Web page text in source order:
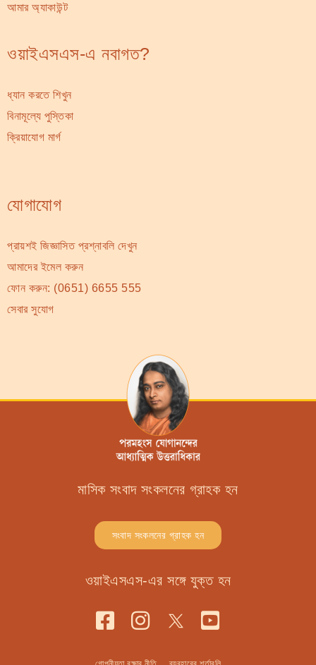
আমার অ্যাকাউন্ট
ওয়াইএসএস-এ নবাগত?
ধ্যান করতে শিখুন
বিনামূল্যে পুস্তিকা
ক্রিয়াযোগ মার্গ
যোগাযোগ
প্রায়শই জিজ্ঞাসিত প্রশ্নাবলি দেখুন
আমাদের ইমেল করুন
ফোন করুন: (0651) 6655 555
সেবার সুযোগ
মাসিক সংবাদ সংকলনের গ্রাহক হন
সংবাদ সংকলনের গ্রাহক হন
ওয়াইএসএস-এর সঙ্গে যুক্ত হন